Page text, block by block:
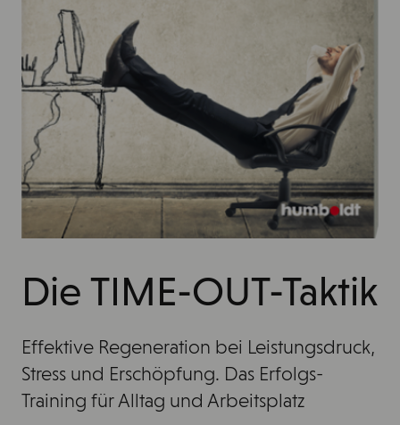
Die TIME-OUT-Taktik
Effektive Regeneration bei Leistungsdruck,
Stress und Erschöpfung. Das Erfolgs-
Training für Alltag und Arbeitsplatz